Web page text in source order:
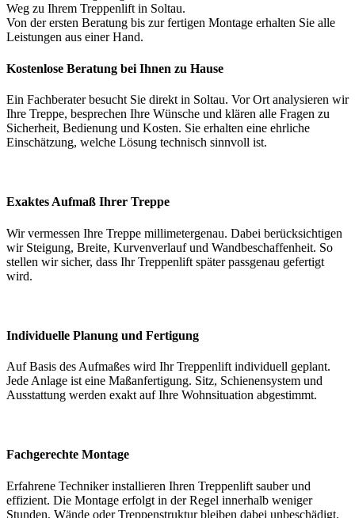
Weg zu Ihrem Treppenlift in Soltau.
Von der ersten Beratung bis zur fertigen Montage erhalten Sie alle
Leistungen aus einer Hand.
Kostenlose Beratung bei Ihnen zu Hause
Ein Fachberater besucht Sie direkt in Soltau. Vor Ort analysieren wir
Ihre Treppe, besprechen Ihre Wünsche und klären alle Fragen zu
Sicherheit, Bedienung und Kosten. Sie erhalten eine ehrliche
Einschätzung, welche Lösung technisch sinnvoll ist.
Exaktes Aufmaß Ihrer Treppe
Wir vermessen Ihre Treppe millimetergenau. Dabei berücksichtigen
wir Steigung, Breite, Kurvenverlauf und Wandbeschaffenheit. So
stellen wir sicher, dass Ihr Treppenlift später passgenau gefertigt
wird.
Individuelle Planung und Fertigung
Auf Basis des Aufmaßes wird Ihr Treppenlift individuell geplant.
Jede Anlage ist eine Maßanfertigung. Sitz, Schienensystem und
Ausstattung werden exakt auf Ihre Wohnsituation abgestimmt.
Fachgerechte Montage
Erfahrene Techniker installieren Ihren Treppenlift sauber und
effizient. Die Montage erfolgt in der Regel innerhalb weniger
Stunden. Wände oder Treppenstruktur bleiben dabei unbeschädigt.